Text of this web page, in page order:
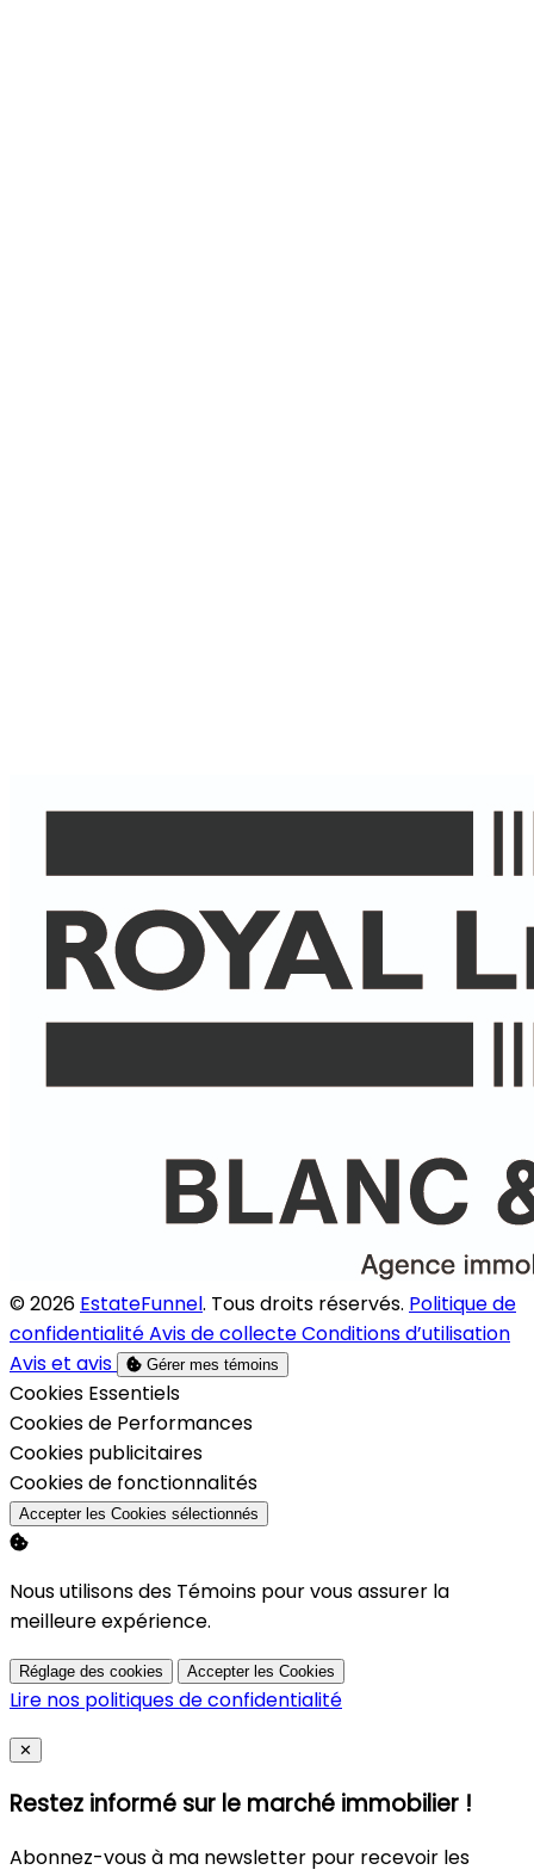
© 2026 EstateFunnel. Tous droits réservés. Politique de
confidentialitéAvis de collecteConditions d’utilisation
Avis et avis
Gérer mes témoins
Activer
Cookies Essentiels
Activer
Cookies de Performances
Activer
Cookies publicitaires
Activer
Cookies de fonctionnalités
Accepter les Cookies sélectionnés
Nous utilisons des Témoins pour vous assurer la
meilleure expérience.
Réglage des cookies Accepter les Cookies
Lire nos politiques de confidentialité
Close
✕
Restez informé sur le marché immobilier !
Abonnez-vous à ma newsletter pour recevoir les